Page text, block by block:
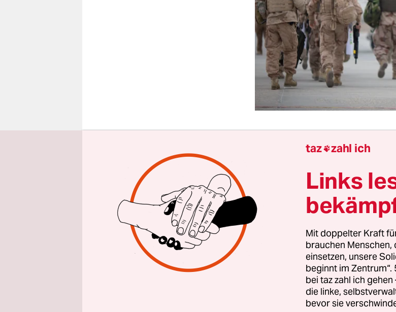
W Ursula von der Leyens sagen lässt –
Fuchsschläue ist Ursula von der
nicht abzusprechen. Ausgerechnet an dem Tag,
Aufmerksamkeit auf den Jahresbericht des
fokussiert ist, veröffentlicht sie mal so eben
verheerenden Moorbrand
im
Tinner Dose – Sprakeler Heide im vergangenen
Mehr als einen Monat dauerte es, bis der
verantwortungslose „Schießkampagne“ der
taz zahl ich
Links
Mit doppelter Kraft
brauchen
einsetzen, unsere
beginnt im
bei taz zahl ich
die linke,
bevor sie